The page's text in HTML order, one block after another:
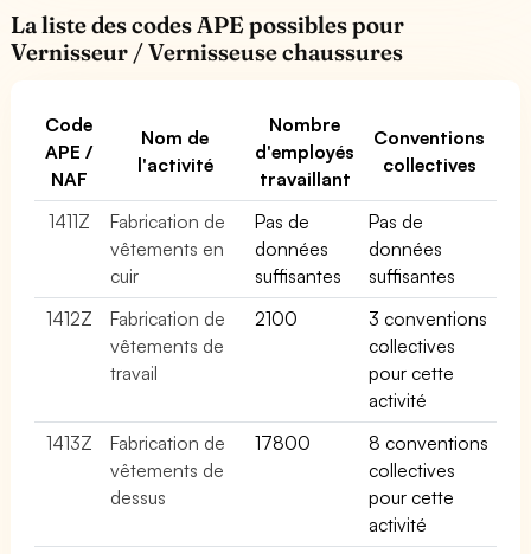
La liste des codes APE possibles pour
Vernisseur / Vernisseuse chaussures
Code
APE /
NAF
Nom de
l'activité
Nombre
d'employés
travaillant
Conventions
collectives
1411Z
Fabrication de
vêtements en
cuir
Pas de
données
suffisantes
Pas de
données
suffisantes
1412Z
Fabrication de
vêtements de
travail
2100
3 conventions
collectives
pour cette
activité
1413Z
Fabrication de
vêtements de
dessus
17800
8 conventions
collectives
pour cette
activité